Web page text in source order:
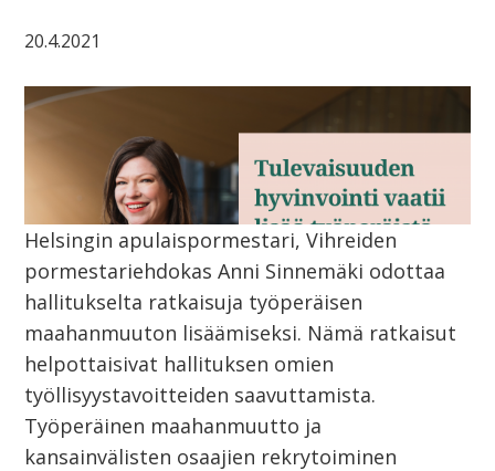
20.4.2021
Helsingin apulaispormestari, Vihreiden
pormestariehdokas Anni Sinnemäki odottaa
hallitukselta ratkaisuja työperäisen
maahanmuuton lisäämiseksi. Nämä ratkaisut
helpottaisivat hallituksen omien
työllisyystavoitteiden saavuttamista.
Työperäinen maahanmuutto ja
kansainvälisten osaajien rekrytoiminen